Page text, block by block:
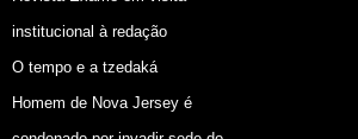
institucional à redação
O tempo e a tzedaká
Homem de Nova Jersey é